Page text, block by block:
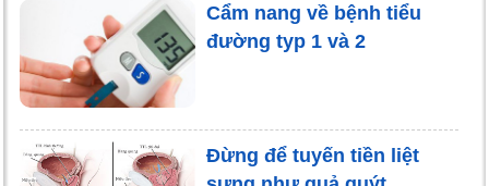
Cẩm nang về bệnh tiểu
đường typ 1 và 2
Đừng để tuyến tiền liệt